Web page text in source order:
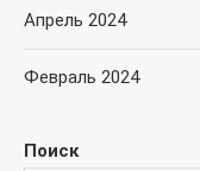
Поиск
Апрель 2024
Февраль 2024